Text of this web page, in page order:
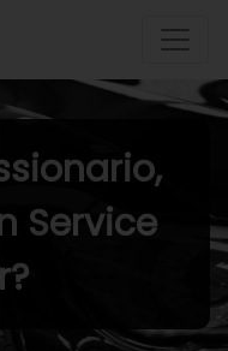
Service